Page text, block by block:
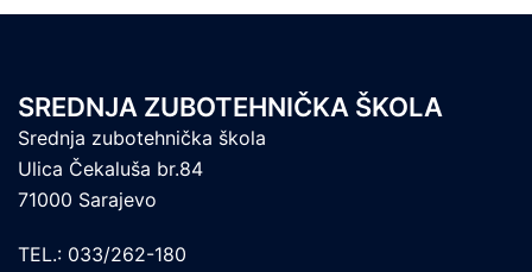
SREDNJA ZUBOTEHNIČKA ŠKOLA
Srednja zubotehnička škola
Ulica Čekaluša br.84
71000 Sarajevo
TEL.: 033/262-180